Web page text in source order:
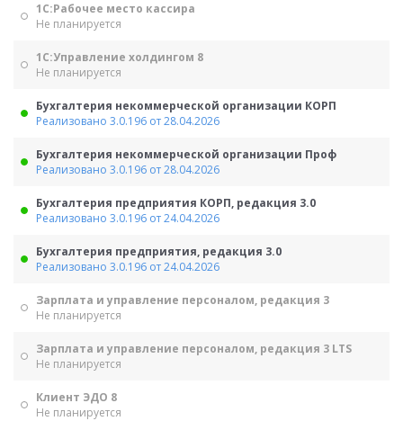
1С:Рабочее место кассира
Не планируется
1С:Управление холдингом 8
Не планируется
Бухгалтерия некоммерческой организации КОРП
Реализовано 3.0.196 от 28.04.2026
Бухгалтерия некоммерческой организации Проф
Реализовано 3.0.196 от 28.04.2026
Бухгалтерия предприятия КОРП, редакция 3.0
Реализовано 3.0.196 от 24.04.2026
Бухгалтерия предприятия, редакция 3.0
Реализовано 3.0.196 от 24.04.2026
Зарплата и управление персоналом, редакция 3
Не планируется
Зарплата и управление персоналом, редакция 3 LTS
Не планируется
Клиент ЭДО 8
Не планируется